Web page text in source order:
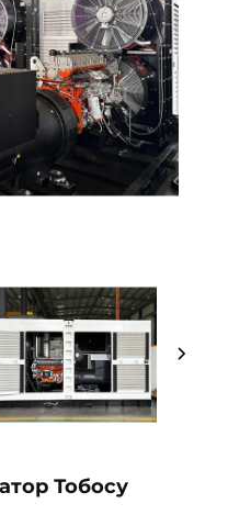
Тобосу